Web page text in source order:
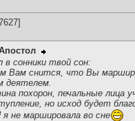
в сонники твой сон:
Вам снится, что Вы
деятелем.
похорон, печальные лица
но исход будет
я не маршировала во сне